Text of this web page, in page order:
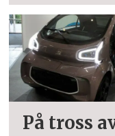
På tross